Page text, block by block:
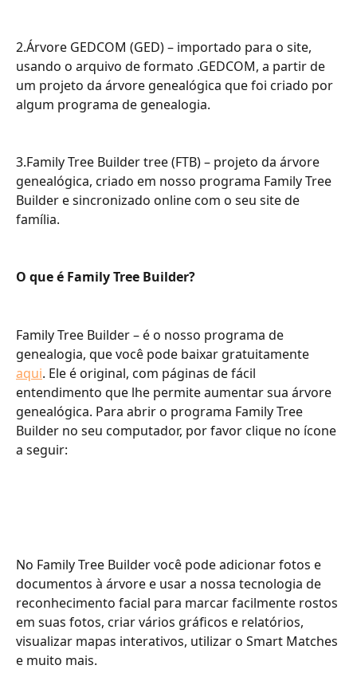
2.Árvore GEDCOM (GED) – importado para o site,
usando o arquivo de formato .GEDCOM, a partir de
um projeto da árvore genealógica que foi criado por
algum programa de genealogia.
3.Family Tree Builder tree (FTB) – projeto da árvore
genealógica, criado em nosso programa Family Tree
Builder e sincronizado online com o seu site de
família.
O que é Family Tree Builder?
Family Tree Builder – é o nosso programa de
genealogia, que você pode baixar gratuitamente
aqui. Ele é original, com páginas de fácil
entendimento que lhe permite aumentar sua árvore
genealógica. Para abrir o programa Family Tree
Builder no seu computador, por favor clique no ícone
a seguir:
No Family Tree Builder você pode adicionar fotos e
documentos à árvore e usar a nossa tecnologia de
reconhecimento facial para marcar facilmente rostos
em suas fotos, criar vários gráficos e relatórios,
visualizar mapas interativos, utilizar o Smart Matches
e muito mais.